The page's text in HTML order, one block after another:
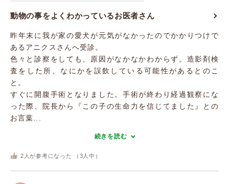
動物の事をよくわかっているお医者さん
昨年末に我が家の愛犬が元気がなかったのでかかりつけで
あるアニクスさんへ受診。
色々と診察をしても、原因がなかなかわからず。造影剤検
査をした所、なにかを誤飲している可能性があるとのこ
と。
すぐに開腹手術となりました。手術が終わり経過観察にな
った際、院長から『この子の生命力を信じてました』との
お言葉...
続きを読む
2 人が参考になった （ 3 人中）